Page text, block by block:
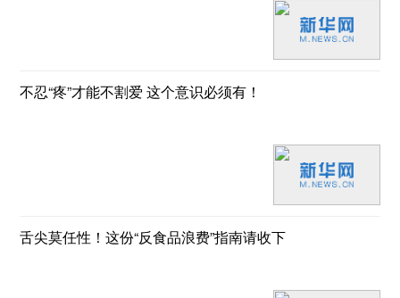
不忍“疼”才能不割爱 这个意识必须有！
舌尖莫任性！这份“反食品浪费”指南请收下